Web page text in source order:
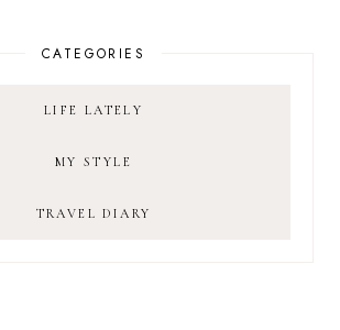
CATEGORIES
LIFE LATELY
MY STYLE
TRAVEL DIARY